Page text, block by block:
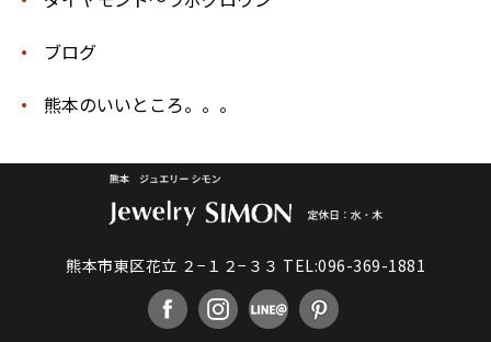
ブログ
熊本のいいところ。。。
熊本市東区花立 ２−１２−３３ TEL:096-369-1881